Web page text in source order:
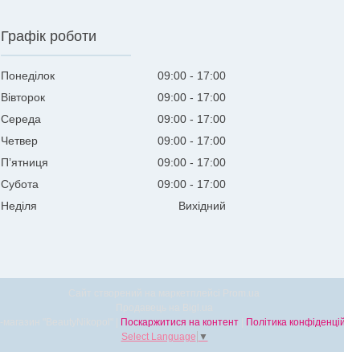
Графік роботи
Понеділок 09:00
17:00
Вівторок
09:00
17:00
Середа
09:00
17:00
Четвер
09:00
17:00
Пʼятниця
09:00
17:00
Субота
09:00
17:00
Неділя
Вихідний
Поскаржитися на контент
Політика
Select Language ▼